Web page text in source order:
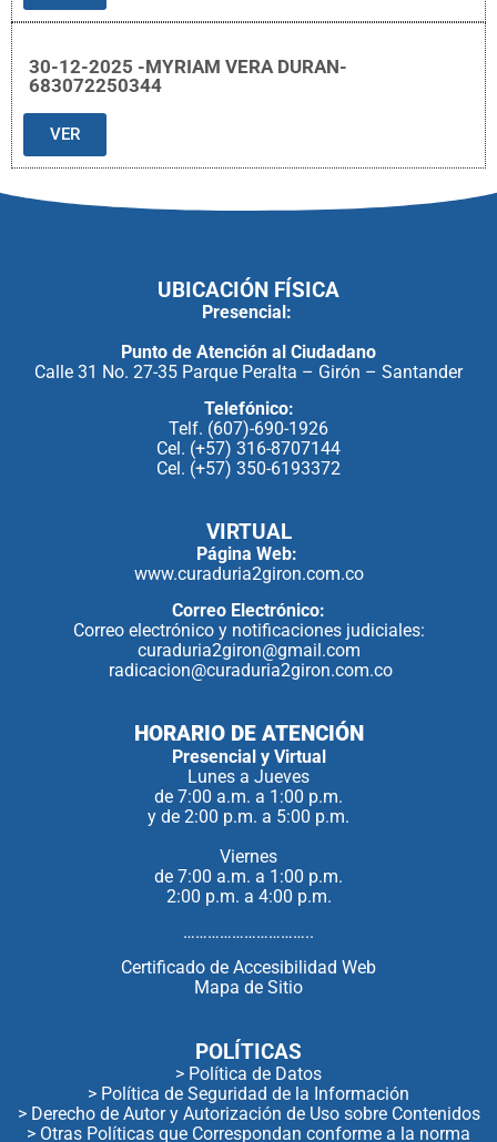
30-12-2025 -MYRIAM VERA DURAN-
683072250344
VER
UBICACIÓN FÍSICA
Presencial:
Punto de Atención al Ciudadano
Calle 31 No. 27-35 Parque Peralta – Girón – Santander
Telefónico:
Telf. (607)-690-1926
Cel. (+57) 316-8707144
Cel. (+57) 350-6193372
VIRTUAL
Página Web:
www.curaduria2giron.com.co
Correo Electrónico:
Correo electrónico y notificaciones judiciales:
curaduria2giron@gmail.com
radicacion@curaduria2giron.com.co
HORARIO DE ATENCIÓN
Presencial y Virtual
Lunes a Jueves
de 7:00 a.m. a 1:00 p.m.
y de 2:00 p.m. a 5:00 p.m.
Viernes
de 7:00 a.m. a 1:00 p.m.
2:00 p.m. a 4:00 p.m.
…………………………..
Certificado de Accesibilidad Web
Mapa de Sitio
POLÍTICAS
> Política de Datos
> Política de Seguridad de la Información
> Derecho de Autor y Autorización de Uso sobre Contenidos
> Otras Políticas que Correspondan conforme a la norma